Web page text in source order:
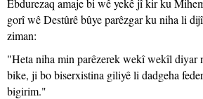
Ebdurezaq amaje bi wê yekê jî kir ku
gorî wê Destûrê bûye parêzgar ku niha li
ziman:
"Heta niha min parêzerek wekî wekîl diyar
bike, ji bo biserxistina giliyê li dadgeha
bigirim."